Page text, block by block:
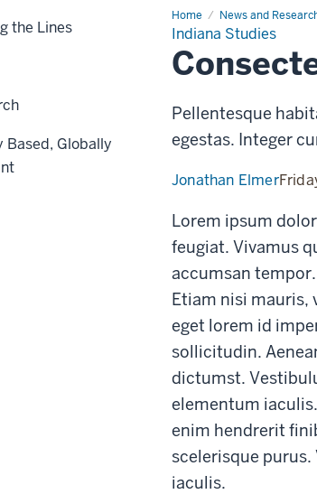
Home News and
Consectetur
adipiscing
elit
Indiana Studies
Pellentesque
egestas. Integer
Jonathan Elmer
Lorem ipsum
feugiat. Vivamus
accumsan
Etiam nisi mauris,
eget lorem id
sollicitudin.
dictumst.
elementum
enim hendrerit
scelerisque
iaculis.
the Lines
Based, Globally